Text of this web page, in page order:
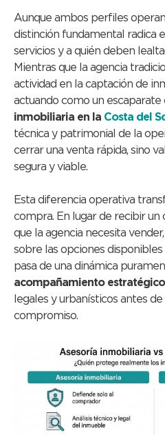
Aunque ambos perfiles
distinción fundamental radica
servicios y a quién deben
Mientras que la agencia
actividad en la captación de
actuando como un escaparate
inmobiliaria en la Costa del
técnica y patrimonial de la
cerrar una venta rápida, sino
segura y viable.
Esta diferencia operativa
compra. En lugar de recibir un
que la agencia necesita
sobre las opciones
pasa de una dinámica
acompañamiento estratégico
legales y urbanísticos antes
compromiso.